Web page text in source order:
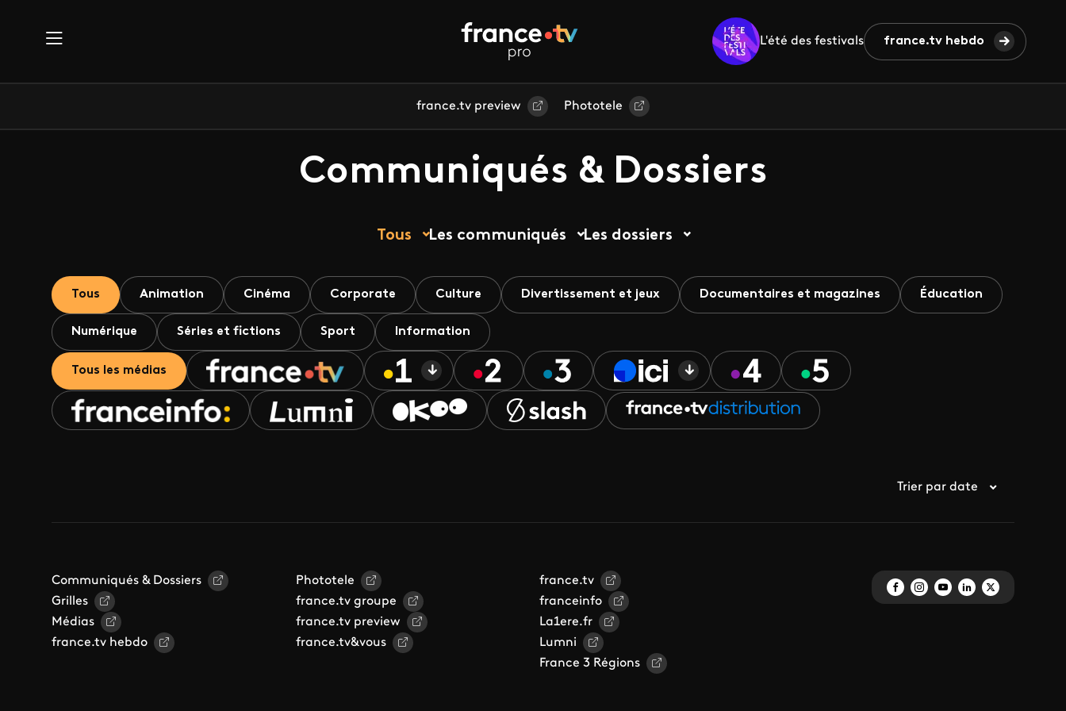
L'été des festivals france.tv hebdo
france.tv preview Phototele
Communiqués & Dossiers
Tous Les communiqués Les dossiers
Tous Animation Cinéma Corporate Culture Divertissement et jeux Documentaires et magazines Éducation
Numérique Séries et fictions Sport Information
Tous les médias
Trier par date
Communiqués & Dossiers
Grilles
Médias
france.tv hebdo
Phototele
france.tv groupe
france.tv preview
france.tv&vous
france.tv
franceinfo
La1ere.fr
Lumni
France 3 Régions